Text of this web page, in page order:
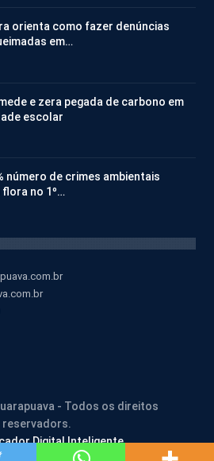
orienta como fazer denúncias
em…
e zera pegada de carbono em
escolar
número de crimes ambientais
no 1º…
- Todos os direitos
reservadors.
Digital Inteligente.